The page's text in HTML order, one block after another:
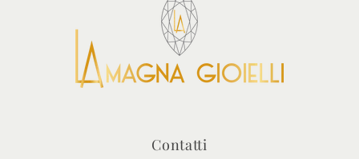
Contatti